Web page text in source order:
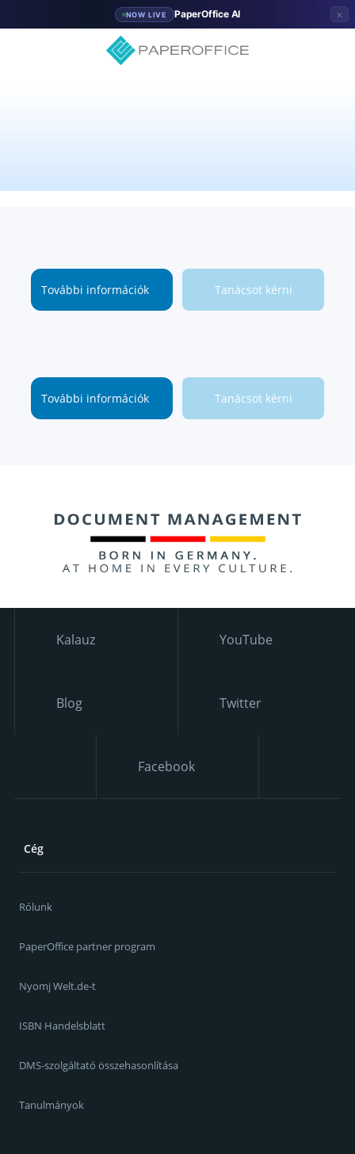
NOW LIVE PaperOffice AI ×
További információk Tanácsot kérni
További információk Tanácsot kérni
Kalauz YouTube
Blog Twitter
Facebook
Cég
Rólunk
PaperOffice partner program
Nyomj Welt.de-t
ISBN Handelsblatt
DMS-szolgáltató összehasonlítása
Tanulmányok